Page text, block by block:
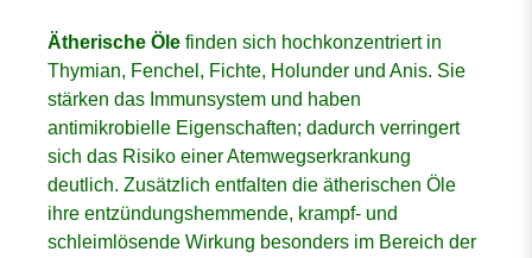
Ätherische Öle finden sich hochkonzentriert in
Thymian, Fenchel, Fichte, Holunder und Anis. Sie
stärken das Immunsystem und haben
antimikrobielle Eigenschaften; dadurch verringert
sich das Risiko einer Atemwegserkrankung
deutlich. Zusätzlich entfalten die ätherischen Öle
ihre entzündungshemmende, krampf- und
schleimlösende Wirkung besonders im Bereich der